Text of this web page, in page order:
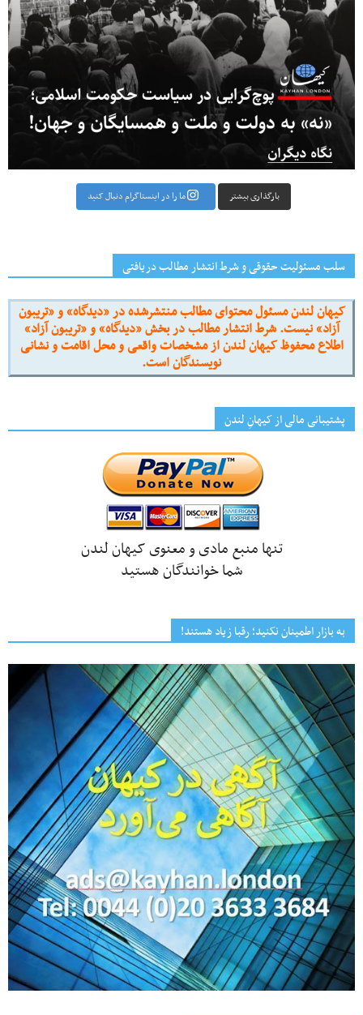
بارگذاری بیشتر ما را در اینستاگرام دنبال کنید
سلب مسئولیت حقوقی و شرط انتشار مطالب دریافتی
کیهان لندن مسئول محتوای مطالب منتشرشده در «دیدگاه» و «تریبون
آزاد» نیست. شرط انتشار مطالب در بخش «دیدگاه» و «تریبون آزاد»
اطلاع محفوظ کیهان لندن از مشخصات واقعی و محل اقامت و نشانی
نویسندگان است.
پشتیبانی مالی از کیهانِ لندن
تنها منبع مادی و معنوی کیهان لندن
شما خوانندگان هستید
به بازار اطمینان نکنید؛ رقبا زیاد هستند!